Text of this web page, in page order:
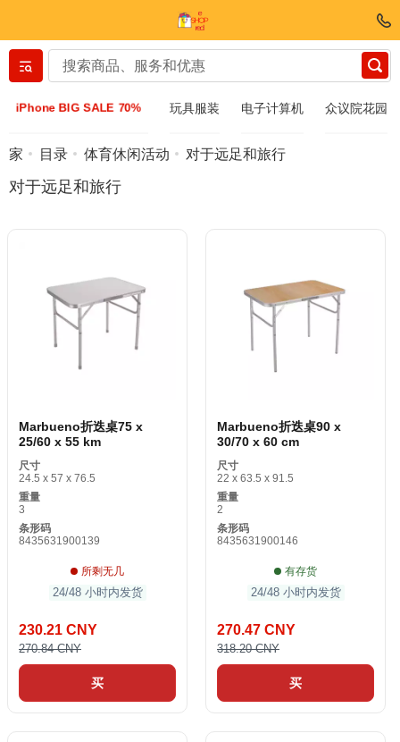
iPhone BIG SALE 70% 玩具服装 电子计算机 众议院花园
Вернуться назад
配件
Bijuteria
家 目录 体育休闲活动 对于远足和旅行
对于远足和旅行
Marbueno折迭桌75 x
25/60 x 55 km
尺寸
24.5 x 57 x 76.5
重量
3
条形码
8435631900139
所剩无几
24/48 小时内发货
230.21 CNY
270.84 CNY
买
Marbueno折迭桌90 x
30/70 x 60 cm
尺寸
22 x 63.5 x 91.5
重量
2
条形码
8435631900146
有存货
24/48 小时内发货
270.47 CNY
318.20 CNY
买